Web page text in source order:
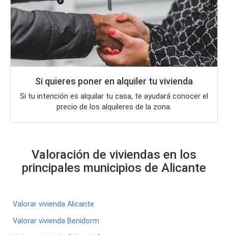
Si quieres poner en alquiler tu vivienda
Si tu intención es alquilar tu casa, te ayudará conocer el
precio de los alquileres de la zona.
Valoración de viviendas en los
principales municipios de Alicante
Valorar vivienda Alicante
Valorar vivienda Benidorm